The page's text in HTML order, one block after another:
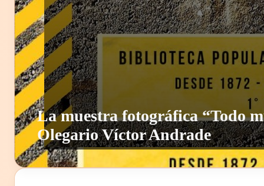
La muestra fotográfica “Todo
Olegario Víctor Andrade